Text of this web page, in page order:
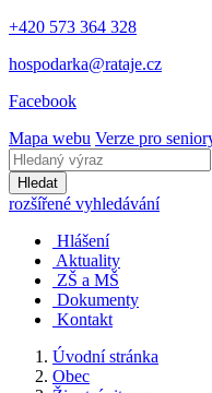
+420 573 364 328
hospodarka@rataje.cz
Facebook
Mapa webu Verze pro
Hledat
rozšířené vyhledávání
Hlášení
Aktuality
ZŠ a MŠ
Dokumenty
Kontakt
Úvodní stránka
Obec